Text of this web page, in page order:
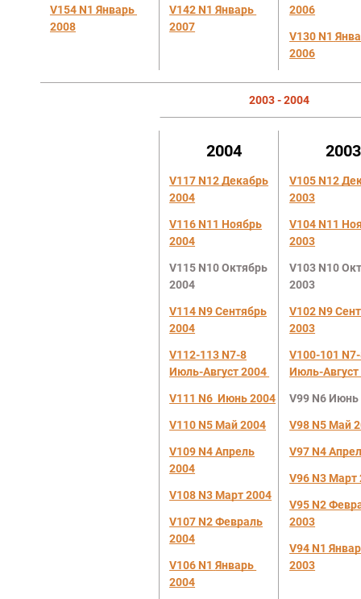
V154 N1 Январь
2008
V142 N1 Январь
2007
2006
V130 N1
2006
2003 - 2004
2004
V117 N12 Декабрь
2004
V116 N11 Ноябрь
2004
V115 N10 Октябрь
2004
V114 N9 Сентябрь
2004
V112-113 N7-8
Июль-Август 2004
V111 N6 Июнь 2004
V110 N5 Май 2004
V109 N4 Апрель
2004
V108 N3 Март 2004
V107 N2 Февраль
2004
V106 N1 Январь
2004
2003
V105 N12
2003
V104 N11
2003
V103 N10
2003
V102 N9
2003
V100-101
Июль-Август
V99 N6 Июнь
V98 N5 Май
V97 N4
V96 N3 Март
V95 N2
2003
V94 N1
2003